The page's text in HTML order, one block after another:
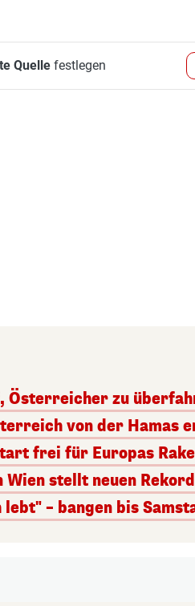
Quellefestlegen
Österreicher zu
von der Hamas
frei für Europas
stellt neuen
– bangen bis